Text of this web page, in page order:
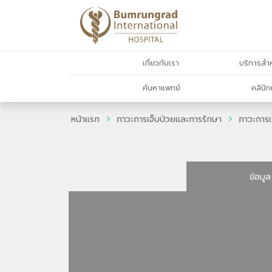
เกี่ยวกับเรา บริการส
ค้นหาแพทย์ คลินิก
หน้าแรก ภาวะการเจ็บป่วยและการรักษา ภาวะกา
ข้อมูล